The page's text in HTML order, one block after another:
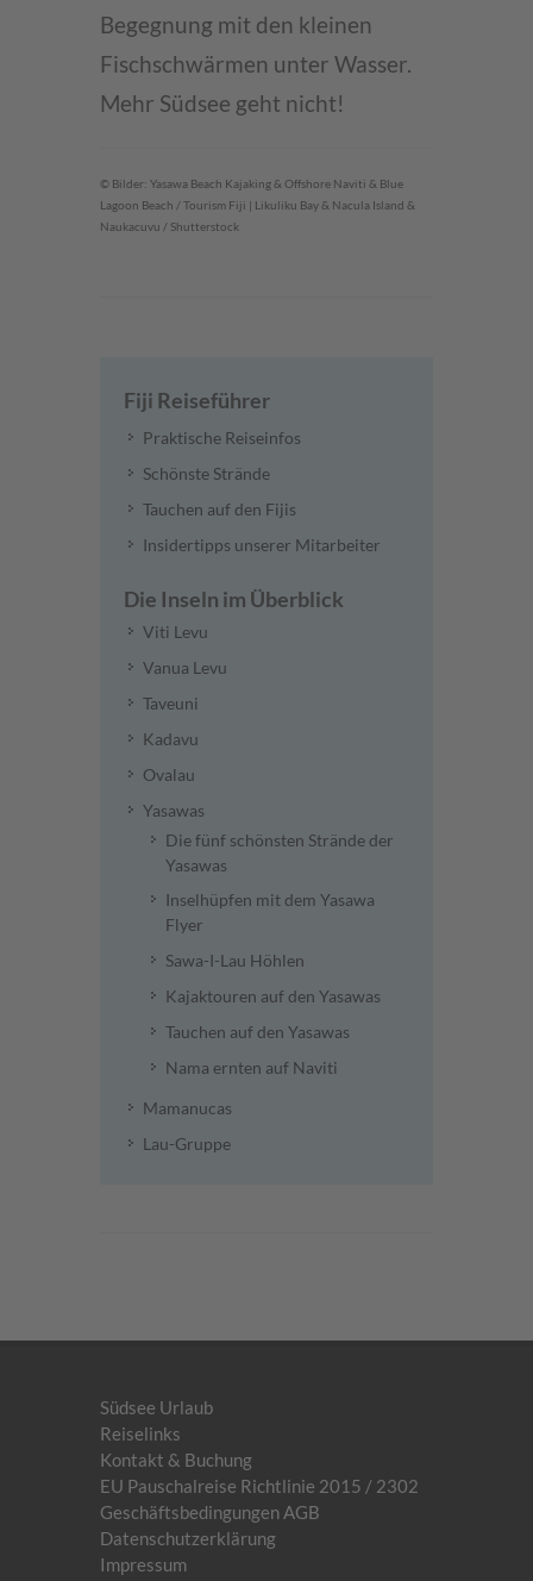
Begegnung mit den kleinen
Fischschwärmen unter Wasser.
Mehr Südsee geht nicht!
© Bilder: Yasawa Beach Kajaking & Offshore Naviti & Blue
Lagoon Beach / Tourism Fiji | Likuliku Bay & Nacula Island &
Naukacuvu / Shutterstock
Fiji Reiseführer
Praktische Reiseinfos
Schönste Strände
Tauchen auf den Fijis
Insidertipps unserer Mitarbeiter
Die Inseln im Überblick
Viti Levu
Vanua Levu
Taveuni
Kadavu
Ovalau
Yasawas
Die fünf schönsten Strände der
Yasawas
Inselhüpfen mit dem Yasawa
Flyer
Sawa-I-Lau Höhlen
Kajaktouren auf den Yasawas
Tauchen auf den Yasawas
Nama ernten auf Naviti
Mamanucas
Lau-Gruppe
Südsee Urlaub
Reiselinks
Kontakt & Buchung
EU Pauschalreise Richtlinie 2015 / 2302
Geschäftsbedingungen AGB
Datenschutzerklärung
Impressum